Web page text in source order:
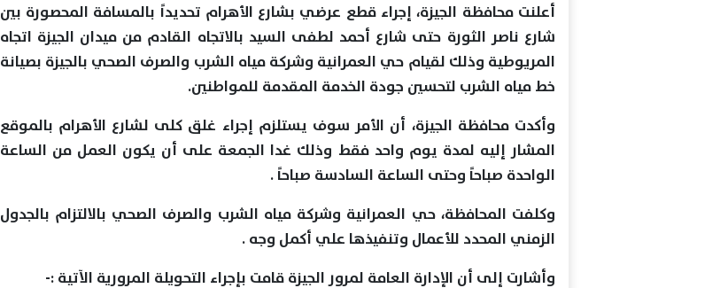
أعلنت محافظة الجيزة، إجراء قطع عرضي بشارع الأهرام تحديداً بالمسافة المحصورة بين
شارع ناصر الثورة حتى شارع أحمد لطفى السيد بالاتجاه القادم من ميدان الجيزة اتجاه
المريوطية وذلك لقيام حي العمرانية وشركة مياه الشرب والصرف الصحي بالجيزة بصيانة
خط مياه الشرب لتحسين جودة الخدمة المقدمة للمواطنين.
وأكدت محافظة الجيزة، أن الأمر سوف يستلزم إجراء غلق كلى لشارع الأهرام بالموقع
المشار إليه لمدة يوم واحد فقط وذلك غدا الجمعة على أن يكون العمل من الساعة
الواحدة صباحاً وحتى الساعة السادسة صباحاً .
وكلفت المحافظة، حي العمرانية وشركة مياه الشرب والصرف الصحي بالالتزام بالجدول
الزمني المحدد للأعمال وتنفيذها علي أكمل وجه .
وأشارت إلى أن الإدارة العامة لمرور الجيزة قامت بإجراء التحويلة المرورية الآتية :-